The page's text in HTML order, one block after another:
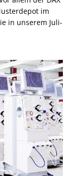
im
in unserem Juli-